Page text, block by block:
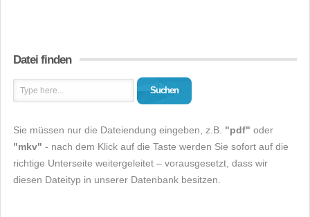
Datei finden
Suchen
Sie müssen nur die Dateiendung eingeben, z.B. "pdf" oder
"mkv" - nach dem Klick auf die Taste werden Sie sofort auf die
richtige Unterseite weitergeleitet – vorausgesetzt, dass wir
diesen Dateityp in unserer Datenbank besitzen.